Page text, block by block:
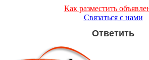
Как разместить
Связаться с нами
Ответить